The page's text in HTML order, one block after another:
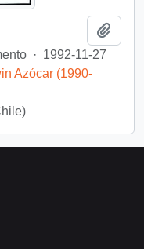
· 1992-11-27
Azócar (1990-